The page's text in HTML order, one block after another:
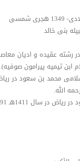
بنی خالد
ابن تیمیه پیرامون صوفیه).
الله.
1411هـ 1991 م.